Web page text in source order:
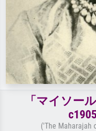
「マイソー
('The Maharajah